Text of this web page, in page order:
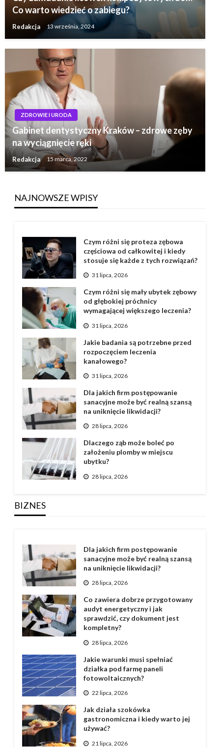
Co warto wiedzieć o zabiegu?
Redakcja 13 września, 2024
ZDROWIE I URODA
Gabinet dentystyczny Kraków – zdrowe zęby
na wyciągnięcie ręki
Redakcja 15 marca, 2022
NAJNOWSZE WPISY
Czym różni się proteza zębowa
częściowa od całkowitej i kiedy
stosuje się każde z tych rozwiązań?
31 lipca, 2026
Czym różni się mały ubytek zębowy
od głębokiej próchnicy
wymagającej większego leczenia?
31 lipca, 2026
Jakie badania są potrzebne przed
rozpoczęciem leczenia
kanałowego?
31 lipca, 2026
Dla jakich firm postępowanie
sanacyjne może być realną szansą
na uniknięcie likwidacji?
28 lipca, 2026
Dlaczego ząb może boleć po
założeniu plomby w miejscu
ubytku?
28 lipca, 2026
BIZNES
Dla jakich firm postępowanie
sanacyjne może być realną szansą
na uniknięcie likwidacji?
28 lipca, 2026
Co zawiera dobrze przygotowany
audyt energetyczny i jak
sprawdzić, czy dokument jest
kompletny?
28 lipca, 2026
Jakie warunki musi spełniać
działka pod farmę paneli
fotowoltaicznych?
22 lipca, 2026
Jak działa szokówka
gastronomiczna i kiedy warto jej
używać?
21 lipca, 2026